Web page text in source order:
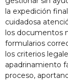
la expedición
cuidadosa
los documentos
formularios
los criterios
apadrinamiento
proceso,